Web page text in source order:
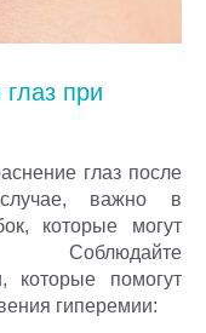
при
глаз после
важно в
которые могут
Соблюдайте
которые помогут
гиперемии: